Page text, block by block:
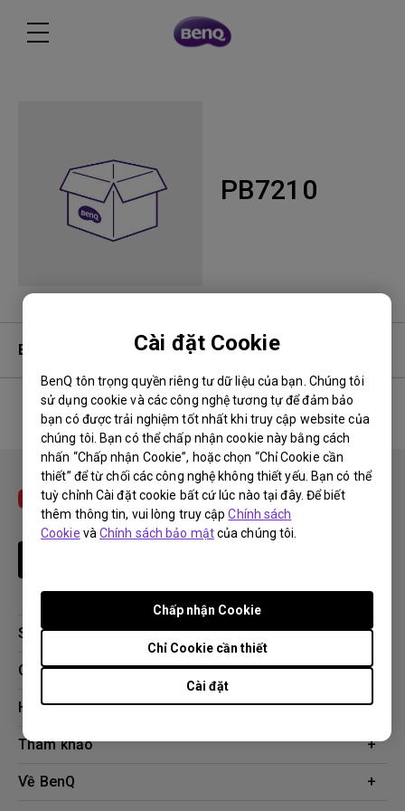
Cài đặt Cookie
BenQ tôn trọng quyền riêng tư dữ liệu của bạn. Chúng tôi
sử dụng cookie và các công nghệ tương tự để đảm bảo
bạn có được trải nghiệm tốt nhất khi truy cập website của
chúng tôi. Bạn có thể chấp nhận cookie này bằng cách
nhấn “Chấp nhận Cookie”, hoặc chọn “Chỉ Cookie cần
thiết” để từ chối các công nghệ không thiết yếu. Bạn có thể
tuỳ chỉnh Cài đặt cookie bất cứ lúc nào tại đây. Để biết
thêm thông tin, vui lòng truy cậpChính sách
Cookie vàChính sách bảo mậtcủa chúng tôi.
Cài đặt
Chỉ Cookie cần thiết
Chấp nhận Cookie
PB7210
Bảo hành
No related warranty information
Sản phẩm
Máy chiếu
Giải pháp công nghệ
Chuyên gia BenQ AQCOLOR
Màn hình bảo vệ mắt
ZOWIE eSports
Hỗ trợ
Tải xuống
Liên hệ
Tham khảo
Công cụ tính khoảng cách chiếu
Về BenQ